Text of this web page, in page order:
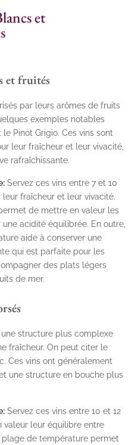
et
et fruités
par leurs arômes de fruits
exemples notables
Pinot Grigio. Ces vins sont
leur fraîcheur et leur vivacité,
rafraîchissante.
Servez ces vins entre 7 et 10
fraîcheur et leur vivacité.
de mettre en valeur les
acidité équilibrée. En outre,
aide à conserver une
qui est parfaite pour les
des plats légers
de mer.
structure plus complexe
fraîcheur. On peut citer le
Ces vins ont généralement
une structure en bouche plus
Servez ces vins entre 10 et 12
valeur leur équilibre entre
de température permet